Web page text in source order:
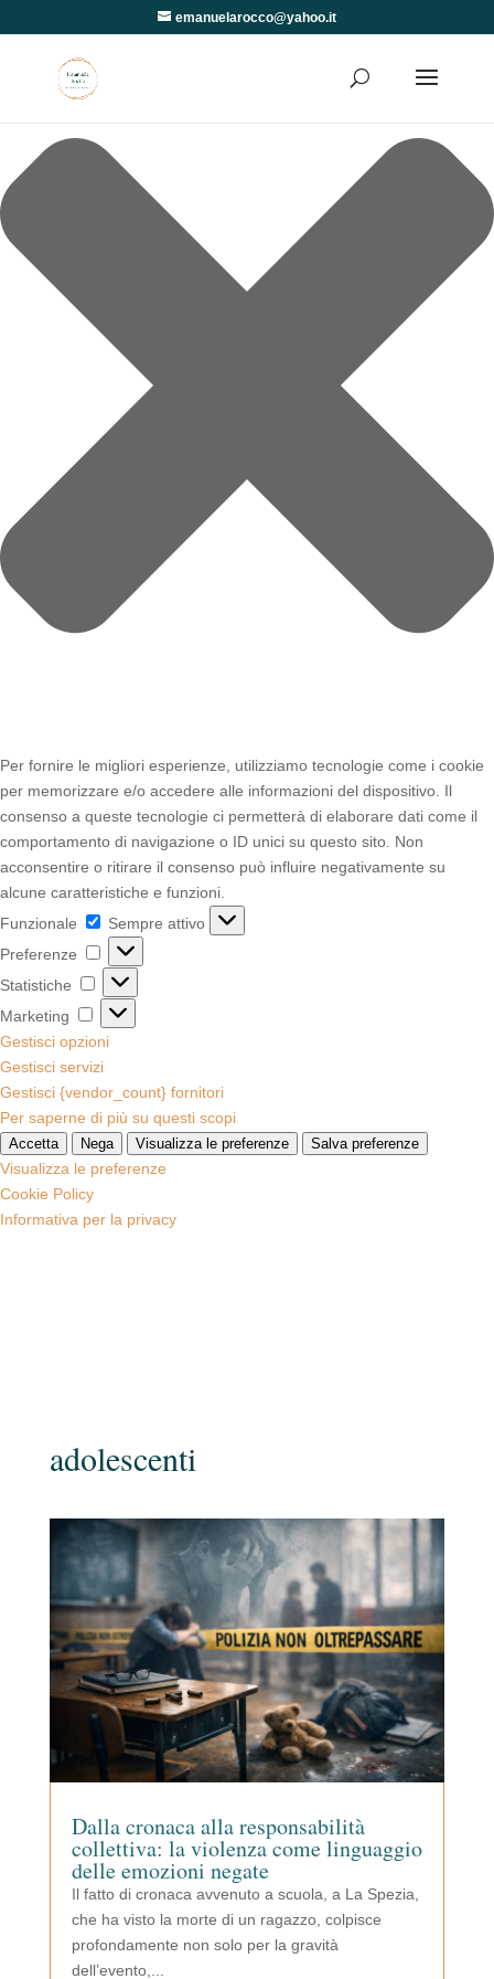
Per fornire le migliori esperienze, utilizziamo tecnologie come i cookie
per memorizzare e/o accedere alle informazioni del dispositivo. Il
consenso a queste tecnologie ci permetterà di elaborare dati come il
comportamento di navigazione o ID unici su questo sito. Non
acconsentire o ritirare il consenso può influire negativamente su
alcune caratteristiche e funzioni.
Funzionale
Funzionale
Sempre attivo
Preferenze
Preferenze
Statistiche Statistiche
Marketing
Marketing
Gestisci opzioni
Gestisci servizi
Gestisci {vendor_count} fornitori
Per saperne di più su questi scopi
Accetta Nega Visualizza le preferenze Salva preferenze
Visualizza le preferenze
Cookie Policy
Informativa per la privacy
emanuelarocco@yahoo.it
adolescenti
Dalla cronaca alla responsabilità
collettiva: la violenza come linguaggio
delle emozioni negate
Il fatto di cronaca avvenuto a scuola, a La Spezia,
che ha visto la morte di un ragazzo, colpisce
profondamente non solo per la gravità
dell’evento,...